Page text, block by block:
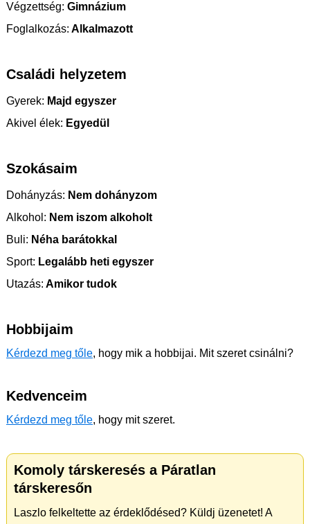
Végzettség: Gimnázium
Foglalkozás: Alkalmazott
Családi helyzetem
Gyerek: Majd egyszer
Akivel élek: Egyedül
Szokásaim
Dohányzás: Nem dohányzom
Alkohol: Nem iszom alkoholt
Buli: Néha barátokkal
Sport: Legalább heti egyszer
Utazás: Amikor tudok
Hobbijaim
Kérdezd meg tőle, hogy mik a hobbijai. Mit szeret csinálni?
Kedvenceim
Kérdezd meg tőle, hogy mit szeret.
Komoly társkeresés a Páratlan
társkeresőn
Laszlo felkeltette az érdeklődésed? Küldj üzenetet! A